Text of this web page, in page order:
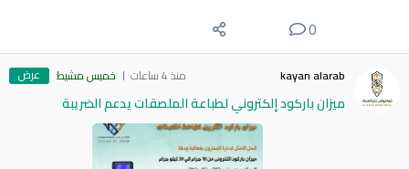
0
kayan alarab منذ 4 ساعات خميس مشيط عرض
ميزان باركود إلكتروني لطباعة الملصقات يدعم الضريبة